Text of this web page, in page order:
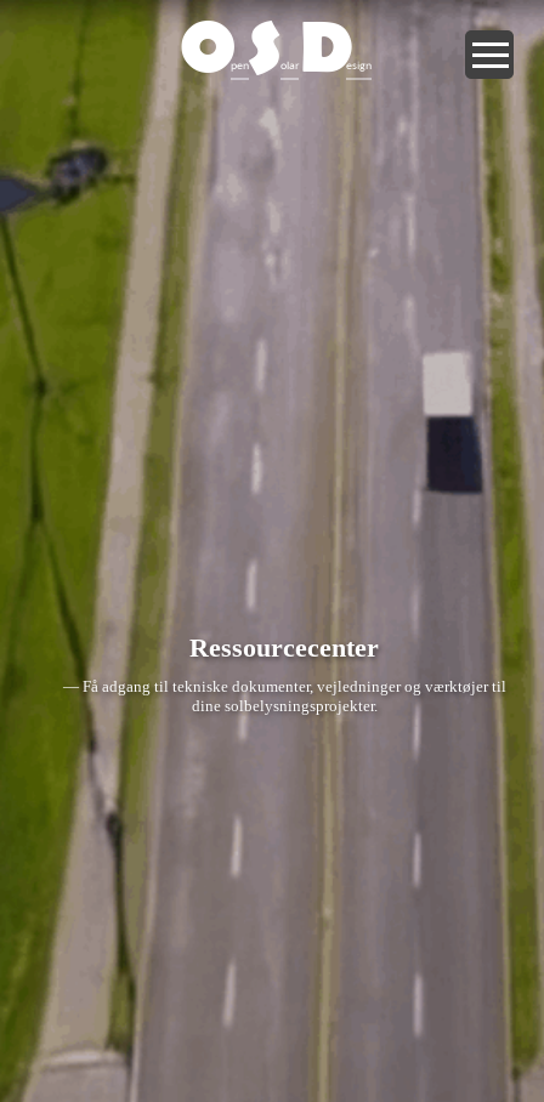
OpenSolarDesign
Ressourcecenter
— Få adgang til tekniske dokumenter, vejledninger og værktøjer til
dine solbelysningsprojekter.